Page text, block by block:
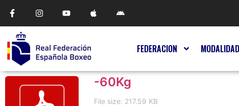
FEDERACION
-60Kg
File size: 217.59 KB